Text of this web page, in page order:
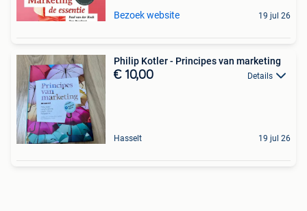
Bezoek website 19 jul 26
Philip Kotler - Principes van marketing
€ 10,00 Details
Hasselt 19 jul 26